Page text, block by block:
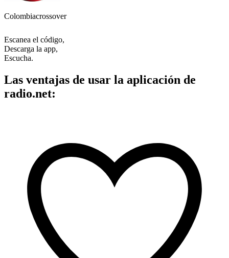
Colombiacrossover
Escanea el código,
Descarga la app,
Escucha.
Las ventajas de usar la aplicación de
radio.net: